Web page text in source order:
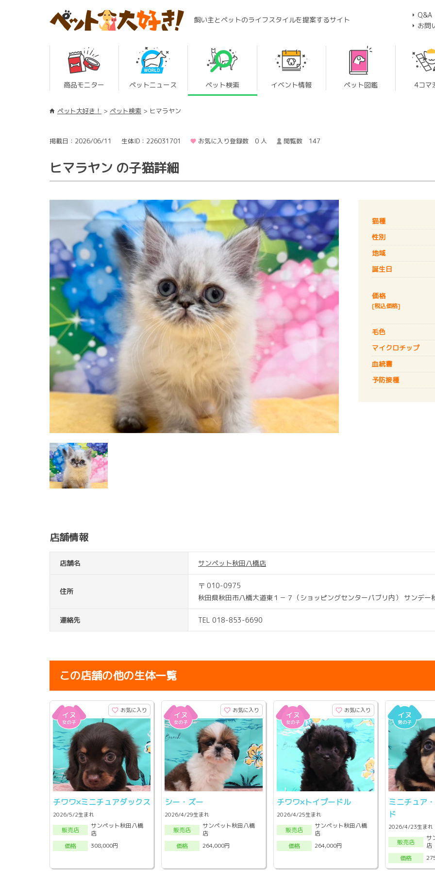
飼い主とペットのライフスタイルを提案するサイト
Q&A
お問
商品モニター ペットニュース ペット検索 イベント情報 ペット図鑑 4コマ
ペット大好き！ ペット検索 ヒマラヤン
掲載日：2026/06/11 生体ID：226031701 お気に入り登録数 0 人 閲覧数 147
ヒマラヤン の子猫詳細
猫種
性別
地域
誕生日
価格
[税込価格]
毛色
マイクロチップ
血統書
予防接種
店舗情報
店舗名 サンペット秋田八橋店
住所
〒 010-0975
秋田県秋田市八橋大道東１－７（ショッピングセンターパブリ内） サンデー
連絡先 TEL 018-853-6690
この店舗の他の生体一覧
お気に入り
チワワ×ミニチュアダックス
2026/5/2生まれ
販売店
サンペット秋田八橋
店
価格
308,000円
お気に入り
シー・ズー
2026/4/29生まれ
販売店
サンペット秋田八橋
店
価格
264,000円
お気に入り
チワワ×トイプードル
2026/4/25生まれ
販売店
サンペット秋田八橋
店
価格
264,000円
ミニチュア
ド
2026/4/23生まれ
販売店
サ
店
価格